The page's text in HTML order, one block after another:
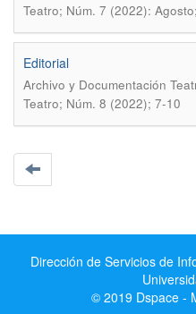
Teatro; Núm. 7 (2022):
Editorial
Archivo y Documentación
Teatro; Núm. 8 (2022); 7-10
Dirección de Servicios de
© 2019 Dspace -